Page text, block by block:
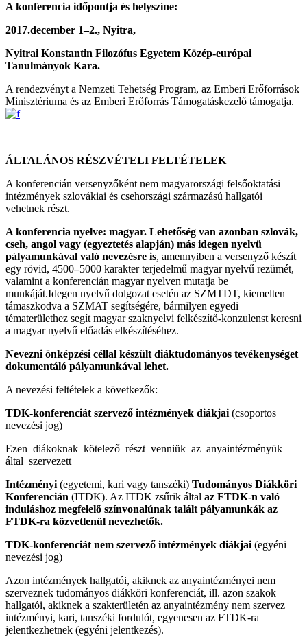
A konferencia időpontja és helyszíne:
2017.december 1–2., Nyitra,
Nyitrai Konstantin Filozófus Egyetem Közép-európai
Tanulmányok Kara.
A rendezvényt a Nemzeti Tehetség Program, az Emberi Erőforrások
Minisztériuma és az Emberi Erőforrás Támogatáskezelő támogatja.
ÁLTALÁNOS RÉSZVÉTELI FELTÉTELEK
A konferencián versenyzőként nem magyarországi felsőoktatási
intézmények szlovákiai és csehországi származású hallgatói
vehetnek részt.
A konferencia nyelve: magyar. Lehetőség van azonban szlovák,
cseh, angol vagy (egyeztetés alapján) más idegen nyelvű
pályamunkával való nevezésre is, amennyiben a versenyző készít
egy rövid, 4500–5000 karakter terjedelmű magyar nyelvű rezümét,
valamint a konferencián magyar nyelven mutatja be
munkáját.Idegen nyelvű dolgozat esetén az SZMTDT, kiemelten
támaszkodva a SZMAT segítségére, bármilyen egyedi
tématerülethez segít magyar szaknyelvi felkészítő-konzulenst keresni
a magyar nyelvű előadás elkészítéséhez.
Nevezni önképzési céllal készült diáktudományos tevékenységet
dokumentáló pályamunkával lehet.
A nevezési feltételek a következők:
TDK-konferenciát szervező intézmények diákjai (csoportos
nevezési jog)
Ezen diákoknak kötelező részt venniük az anyaintézményük
által szervezett
Intézményi (egyetemi, kari vagy tanszéki) Tudományos Diákköri
Konferencián (ITDK). Az ITDK zsűrik által az FTDK-n való
induláshoz megfelelő színvonalúnak talált pályamunkák az
FTDK-ra közvetlenül nevezhetők.
TDK-konferenciát nem szervező intézmények diákjai (egyéni
nevezési jog)
Azon intézmények hallgatói, akiknek az anyaintézményei nem
szerveznek tudományos diákköri konferenciát, ill. azon szakok
hallgatói, akiknek a szakterületén az anyaintézmény nem szervez
intézményi, kari, tanszéki fordulót, egyenesen az FTDK-ra
jelentkezhetnek (egyéni jelentkezés).